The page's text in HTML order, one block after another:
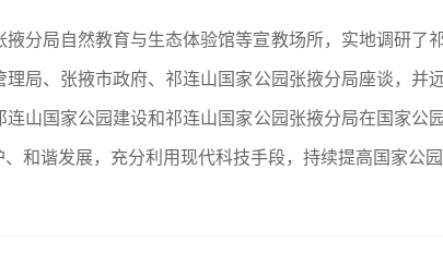
分局自然教育与生态体验馆等宣教场所，实地调研了
局、张掖市政府、祁连山国家公园张掖分局座谈，并
山国家公园建设和祁连山国家公园张掖分局在国家公
和谐发展，充分利用现代科技手段，持续提高国家公园